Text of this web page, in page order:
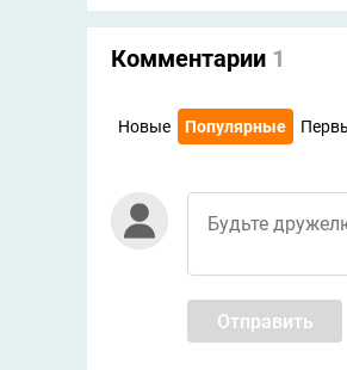
Комментарии 1
Новые Популярные
Отправить